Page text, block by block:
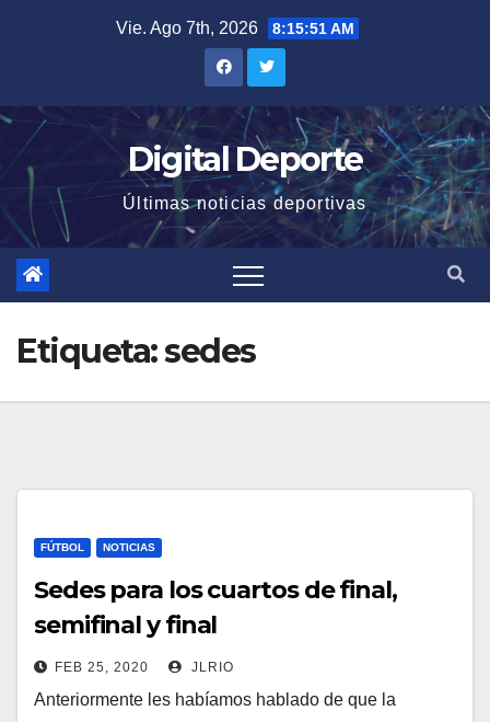
Vie. Ago 7th, 2026 8:15:51 AM
Digital Deporte
Últimas noticias deportivas
Etiqueta:sedes
FÚTBOL NOTICIAS
Sedes para los cuartos de final,
semifinal y final
FEB 25, 2020 JLRIO
Anteriormente les habíamos hablado de que la